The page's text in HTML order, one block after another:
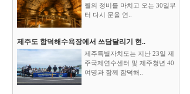
월의 정비를 마치고 오는 30일부
터 다시 문을 연..
제주도 함덕해수욕장에서 쓰담달리기 현..
제주특별자치도는 지난 23일 제
주국제연수센터 및 제주청년 40
여명과 함께 함덕해..